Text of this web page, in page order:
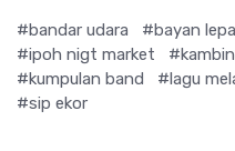
#bandar udara #bayan
#ipoh nigt market
#kumpulan band
#lagu
#sip ekor